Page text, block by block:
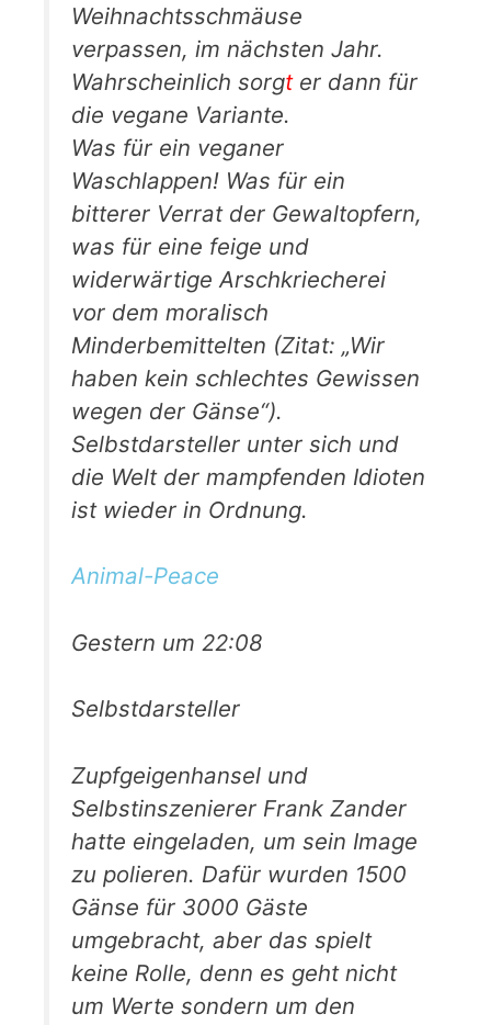
Weihnachtsschmäuse
verpassen, im nächsten Jahr.
Wahrscheinlich sorgter dann für
die vegane Variante.
Was für ein veganer
Waschlappen! Was für ein
bitterer Verrat der Gewaltopfern,
was für eine feige und
widerwärtige Arschkriecherei
vor dem moralisch
Minderbemittelten (Zitat: „Wir
haben kein schlechtes Gewissen
wegen der Gänse“).
Selbstdarsteller unter sich und
die Welt der mampfenden Idioten
ist wieder in Ordnung.
Animal-Peace
Gestern um 22:08
Selbstdarsteller
Zupfgeigenhansel und
Selbstinszenierer Frank Zander
hatte eingeladen, um sein Image
zu polieren. Dafür wurden 1500
Gänse für 3000 Gäste
umgebracht, aber das spielt
keine Rolle, denn es geht nicht
um Werte sondern um den